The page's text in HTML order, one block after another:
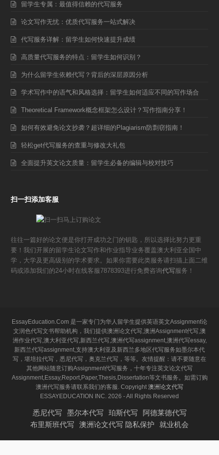
留学生专属：最值得信赖的代写服务
论文写作无忧：优质代写服务一站式解决
代写服务详解：留学生如何快速提升成绩
高质量代写服务的特点：留学生如何识别？
为什么留学生依赖代写？背后的深层原因分析
学术写作中的语气和风格选择：留学生如何适应不同的写作场合
Theoretical Framework概念框架怎么设计？写作指南分享！
如何有效避免论文抄袭？超详细的Plagiarism防剽窃指南！
轻松get代写服务的查重与修改大礼包
全面提升英文论文质量：留学生必备的编辑与校对技巧
扫一扫添加客服
往往一篇好的论文便是你打开成功之门的钥匙，所以选择比努力更重
要！我们开展的留学生论文写作和作业指导业务覆盖澳大利亚全国中
学，大学及更高级别的学术要求。如果你需要此类服务请扫描上面二维
码或添加我们的24小时在线客服7878393进行免费咨询代写服务！
EssayEducation.Com 是一家专门为华人留学生提供英语英文Assignment论
文润色代写文书帮助机构，我们提供澳洲论文代写,澳洲Assignment代写,澳
洲作业代写,澳大利亚代写,新西兰代写,澳洲代写assignment,澳洲代写essay,
新西兰代写assignment,支持澳大利亚及新西兰多地区代写服务如墨尔本代
写，堪培拉代写，悉尼代写，奥克兰代写，等等。友情提醒：请不要随意在
其他网站随意订购Assignment代写服务，十年专注英文论文代写
Assignment,Essay,Report,Paper,Thesis,Dissertation等文书服务。如需订购
澳洲代写服务请联系我们的客服. Copyright 澳洲论文代写
ESSAYEDUCATION INC. 2026 - All Rights Reserved
悉尼代写 墨尔本代写 珀斯代写
阿德莱德代写
布里斯班代写
澳洲论文代写 隐私保护 就业机会